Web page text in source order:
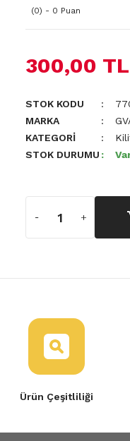
(0) - 0 Puan
300,00 TL
STOK KODU
MARKA
KATEGORI
STOK DURUMU
Ürün Çeşitliliği